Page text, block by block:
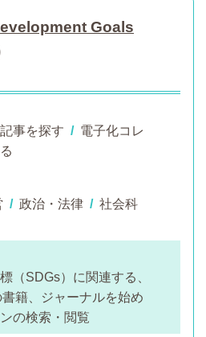
Goals
事を探す / 電子化コレ
/ 政治・法律 / 社会科
（SDGs）に関連する、
籍、ジャーナルを始め
の検索・閲覧